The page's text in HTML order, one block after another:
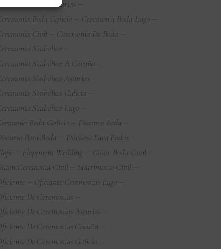
Ceremonia Boda Asturias
Boda Galicia
Ceremonia Boda Lugo
Civil
Ceremonia De Boda
Simbólica
Simbólica A Coruña
Simbólica Asturias
Simbólica Galicia
Simbólica Lugo
Boda Galicia
Discurso Boda
Para Boda
Discurso Para Bodas
Elopement Wedding
Guion Boda Civil
Ceremonia Civil
Matrimonio Civil
Oficiante Ceremonias Lugo
De Ceremonias
De Ceremonias Asturias
De Ceremonias Coruña
De Ceremonias Galicia